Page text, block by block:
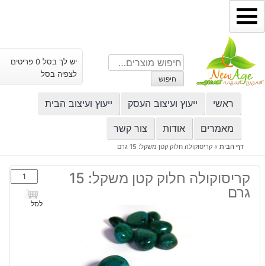
דילוג
לתוכן
חיפוש
עבור:
חיפוש
יש לך בסל 0 פריטים
לצפיה בסל
ראשי ייעוץ ועיצוב העסק ייעוץ ועיצוב הבית
מאמרים אודות צור קשר
דף הבית» קריסוקולה חלוק קטן משקל: 15 גרם
קריסוקולה חלוק קטן משקל: 15
גרם
כמות
של
לסל